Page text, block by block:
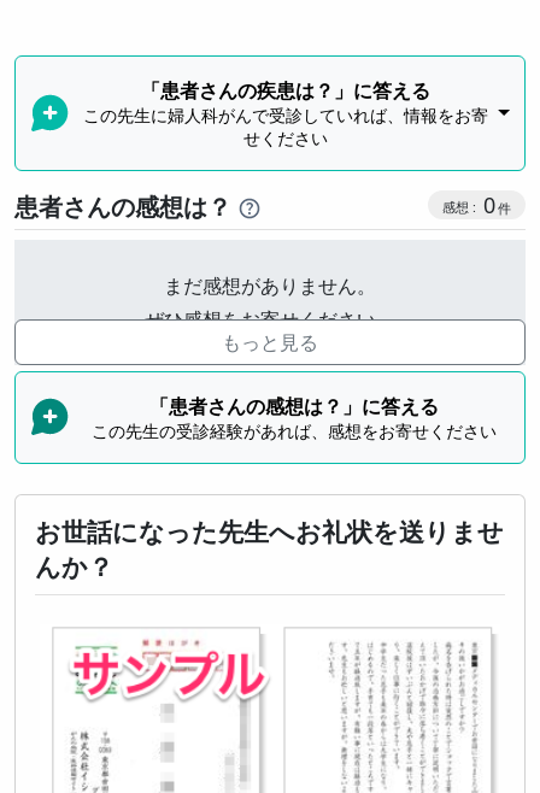
「患者さんの疾患は？」に答える
この先生に婦人科がんで受診していれば、情報をお寄
せください
患者さんの感想は？ 感想投稿
0
まだ感想がありません。
ぜひ感想をお寄せください。
もっと見る
「患者さんの感想は？」に答える
この先生の受診経験があれば、感想をお寄せください
お世話になった先生へお礼状を送りませ
んか？